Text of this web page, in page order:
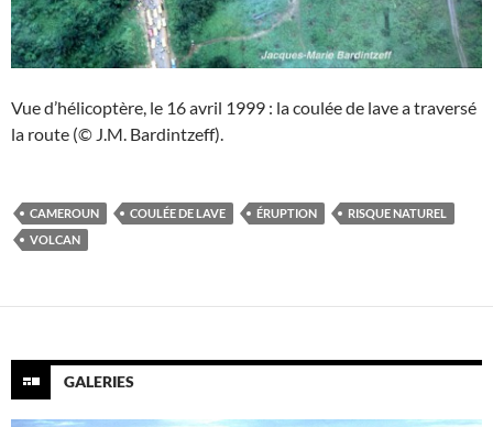
Vue d’hélicoptère, le 16 avril 1999 : la coulée de lave a traversé
la route (© J.M. Bardintzeff).
CAMEROUN COULÉE DE LAVE ÉRUPTION
RISQUE NATUREL
VOLCAN
GALERIES